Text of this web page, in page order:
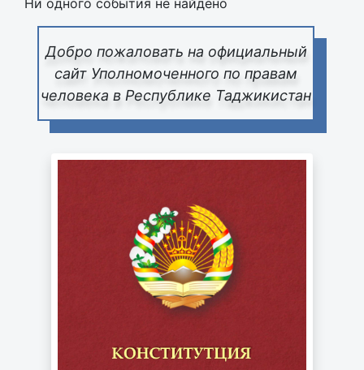
Добро пожаловать на официальный
сайт Уполномоченного по правам
человека в Республике Таджикистан